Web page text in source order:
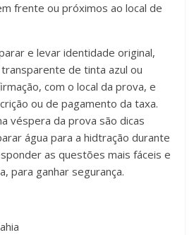
frente ou próximos ao local de
e levar identidade original,
de tinta azul ou
com o local da prova, e
ou de pagamento da taxa.
véspera da prova são dicas
água para a hidtração durante
as questões mais fáceis e
para ganhar segurança.